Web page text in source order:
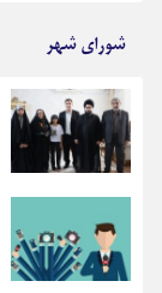
شورای شهر